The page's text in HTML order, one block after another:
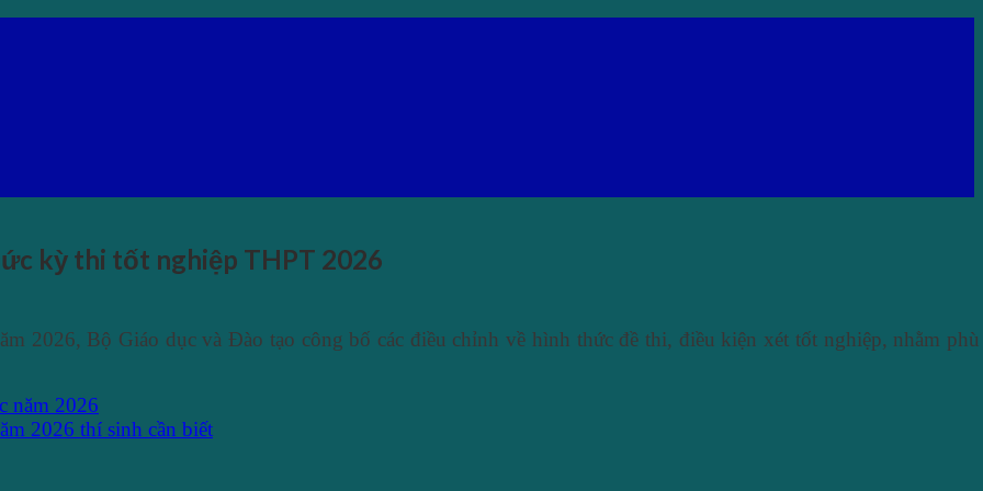
kỳ thi tốt nghiệp THPT 2026
2026, Bộ Giáo dục và Đào tạo công bố các điều chỉnh về hình thức đề thi, điều kiện xét tốt nghiệp, nhằm phù
năm 2026
2026 thí sinh cần biết